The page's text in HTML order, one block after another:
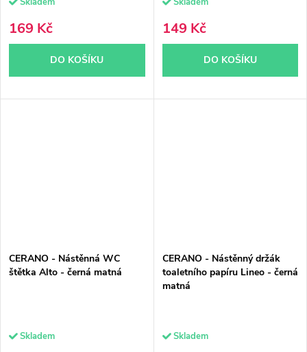
169 Kč
DO KOŠÍKU
149 Kč
DO KOŠÍKU
CERANO - Nástěnná WC
štětka Alto - černá matná
Skladem
CERANO - Nástěnný držák
toaletního papíru Lineo - černá
matná
Skladem